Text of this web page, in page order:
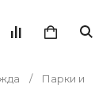
Парки и